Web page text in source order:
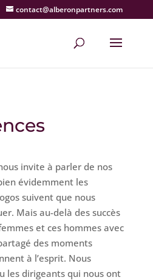
contact@alberonpartners.com
invite à parler de nos
évidemment les
suivent que nous
Mais au-delà des succès
et ces hommes avec
des moments
à l’esprit. Nous
les dirigeants qui nous ont